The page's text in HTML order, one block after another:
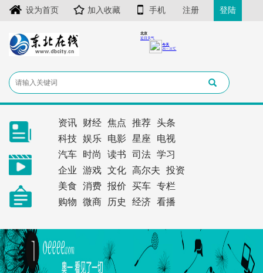
设为首页 加入收藏 手机 注册 登陆
资讯 财经 焦点 推荐
头条
科技
娱乐 电影 星座
电视
汽车
时尚 读书 司法
学习
企业
游戏 文化 高尔夫
投资
美食
消费 报价 买车
专栏
购物
微商 历史 经济 看播